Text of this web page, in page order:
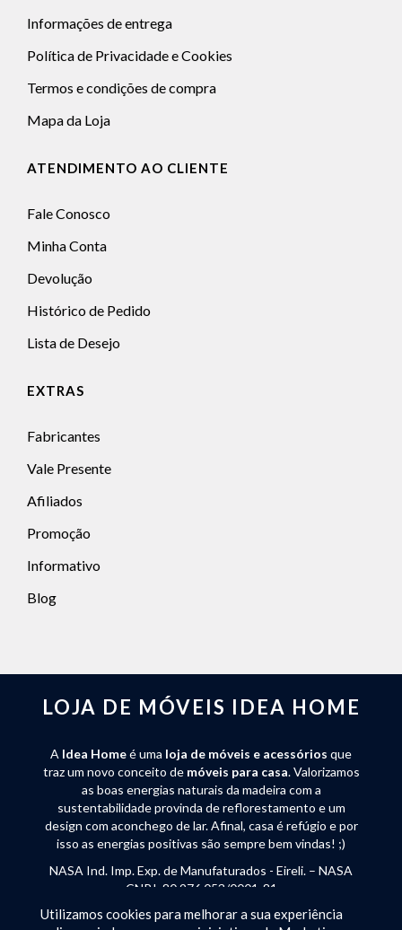
Informações de entrega
Política de Privacidade e Cookies
Termos e condições de compra
Mapa da Loja
ATENDIMENTO AO CLIENTE
Fale Conosco
Minha Conta
Devolução
Histórico de Pedido
Lista de Desejo
EXTRAS
Fabricantes
Vale Presente
Afiliados
Promoção
Informativo
Blog
LOJA DE MÓVEIS IDEA HOME
A Idea Homeé uma loja de móveis e acessórios que
traz um novo conceito de móveis para casa. Valorizamos
as boas energias naturais da madeira com a
sustentabilidade provinda de reflorestamento e um
design com aconchego de lar. Afinal, casa é refúgio e por
isso as energias positivas são sempre bem vindas! ;)
NASA Ind. Imp. Exp. de Manufaturados - Eireli. – NASA
CNPJ: 80.976.053/0001-81
Rua José Endler 240 - Bateias de Baixo - Campo Alegre
Utilizamos cookies para melhorar a sua experiência